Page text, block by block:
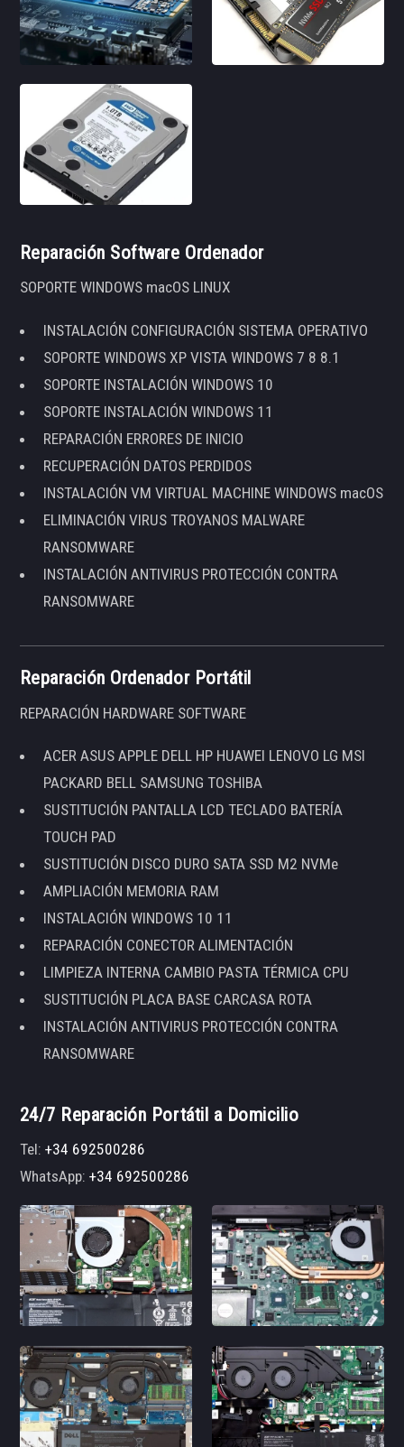
Reparación Software Ordenador
SOPORTE WINDOWS macOS LINUX
INSTALACIÓN CONFIGURACIÓN SISTEMA OPERATIVO
SOPORTE WINDOWS XP VISTA WINDOWS 7 8 8.1
SOPORTE INSTALACIÓN WINDOWS 10
SOPORTE INSTALACIÓN WINDOWS 11
REPARACIÓN ERRORES DE INICIO
RECUPERACIÓN DATOS PERDIDOS
INSTALACIÓN VM VIRTUAL MACHINE WINDOWS macOS
ELIMINACIÓN VIRUS TROYANOS MALWARE
RANSOMWARE
INSTALACIÓN ANTIVIRUS PROTECCIÓN CONTRA
RANSOMWARE
Reparación Ordenador Portátil
REPARACIÓN HARDWARE SOFTWARE
ACER ASUS APPLE DELL HP HUAWEI LENOVO LG MSI
PACKARD BELL SAMSUNG TOSHIBA
SUSTITUCIÓN PANTALLA LCD TECLADO BATERÍA
TOUCH PAD
SUSTITUCIÓN DISCO DURO SATA SSD M2 NVMe
AMPLIACIÓN MEMORIA RAM
INSTALACIÓN WINDOWS 10 11
REPARACIÓN CONECTOR ALIMENTACIÓN
LIMPIEZA INTERNA CAMBIO PASTA TÉRMICA CPU
SUSTITUCIÓN PLACA BASE CARCASA ROTA
INSTALACIÓN ANTIVIRUS PROTECCIÓN CONTRA
RANSOMWARE
24/7 Reparación Portátil a Domicilio
Tel:+34 692500286
WhatsApp:+34 692500286